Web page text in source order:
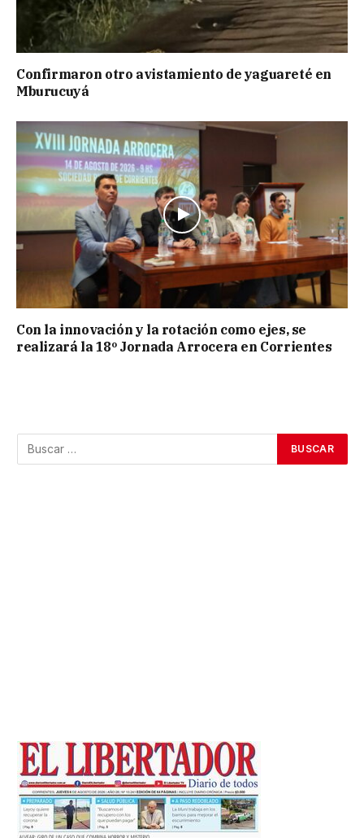
Confirmaron otro avistamiento de yaguareté en
Mburucuyá
Con la innovación y la rotación como ejes, se
realizará la 18º Jornada Arrocera en Corrientes